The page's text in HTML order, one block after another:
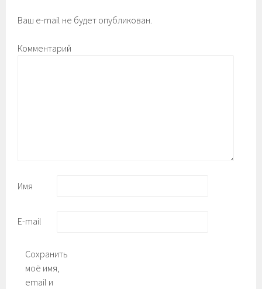
Ваш e-mail не будет опубликован.
Комментарий
Имя
E-mail
Сохранить
моё имя,
email и